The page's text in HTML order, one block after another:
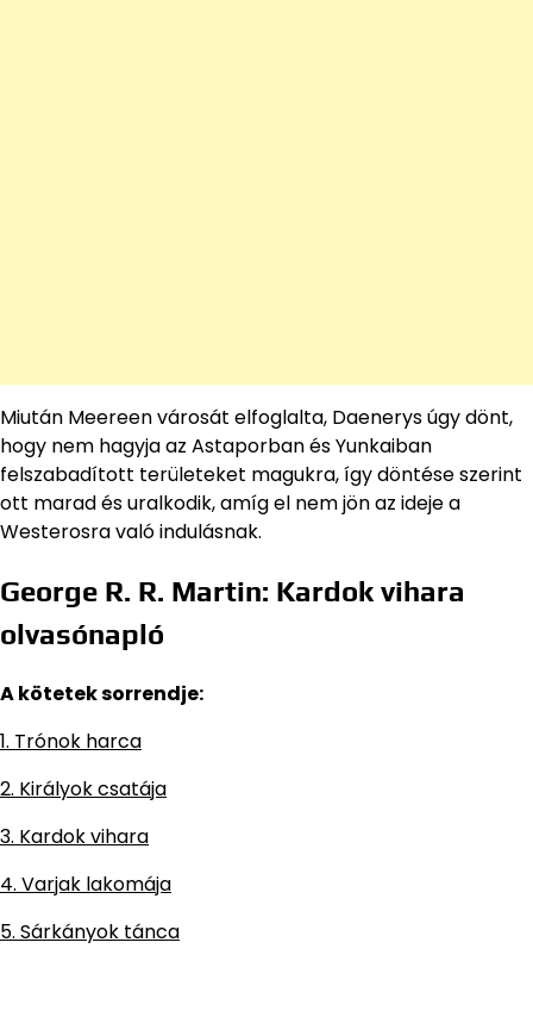
Miután Meereen városát elfoglalta, Daenerys úgy dönt,
hogy nem hagyja az Astaporban és Yunkaiban
felszabadított területeket magukra, így döntése szerint
ott marad és uralkodik, amíg el nem jön az ideje a
Westerosra való indulásnak.
George R. R. Martin: Kardok vihara
olvasónapló
A kötetek sorrendje:
1. Trónok harca
2. Királyok csatája
3. Kardok vihara
4. Varjak lakomája
5. Sárkányok tánca